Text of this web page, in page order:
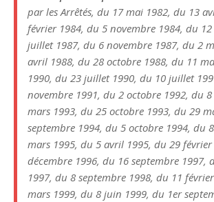
par les Arrêtés, du 17 mai 1982, du 13
février 1984, du 5 novembre 1984, du
juillet 1987, du 6 novembre 1987, du 2
avril 1988, du 28 octobre 1988, du 11
1990, du 23 juillet 1990, du 10 juillet
novembre 1991, du 2 octobre 1992, du
mars 1993, du 25 octobre 1993, du 29
septembre 1994, du 5 octobre 1994, du
mars 1995, du 5 avril 1995, du 29
décembre 1996, du 16 septembre 1997,
1997, du 8 septembre 1998, du 11
mars 1999, du 8 juin 1999, du 1er